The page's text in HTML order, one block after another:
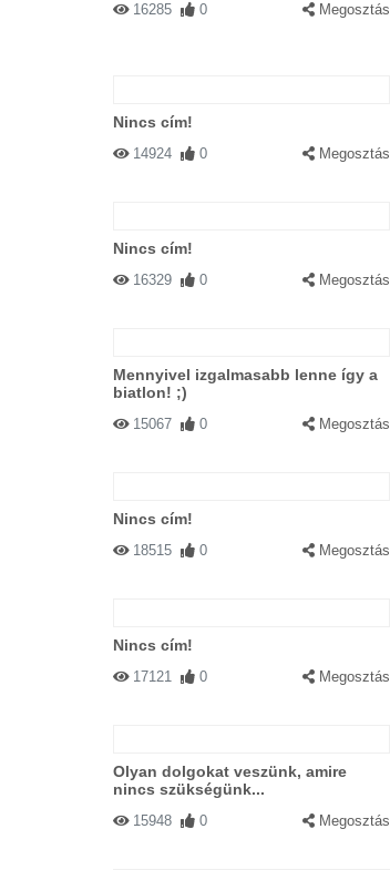
16285 0 Megosztás
Nincs cím!
14924 0 Megosztás
Nincs cím!
16329 0 Megosztás
Mennyivel izgalmasabb lenne így a
biatlon! ;)
15067 0 Megosztás
Nincs cím!
18515 0 Megosztás
Nincs cím!
17121 0 Megosztás
Olyan dolgokat veszünk, amire
nincs szükségünk...
15948 0 Megosztás